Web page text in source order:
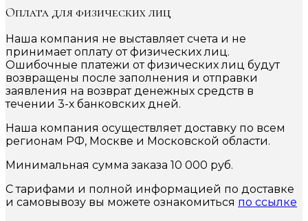
Оплата для физических лиц
Наша компания не выставляет счета и не
принимает оплату от физических лиц.
Ошибочные платежи от физических лиц будут
возвращены после заполнения и отправки
заявления на возврат денежных средств в
течении 3-х банковских дней.
Наша компания осуществляет доставку по всем
регионам РФ, Москве и Московской области.
Минимальная сумма заказа 10 000 руб.
С тарифами и полной информацией по доставке
и самовывозу вы можете ознакомиться по ссылке